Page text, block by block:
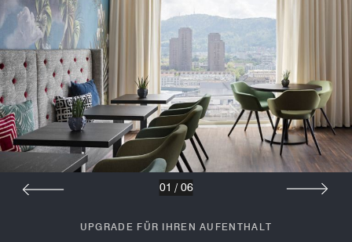
UPGRADE FÜR IHREN AUFENTHALT
01 / 06